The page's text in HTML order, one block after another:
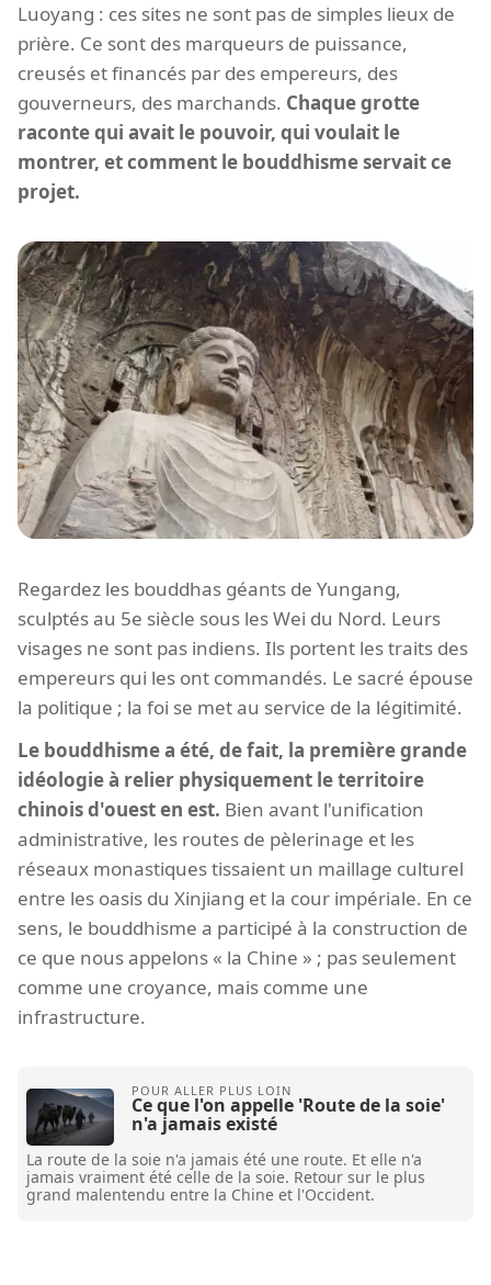
Luoyang : ces sites ne sont pas de simples lieux de
prière. Ce sont des marqueurs de puissance,
creusés et financés par des empereurs, des
gouverneurs, des marchands. Chaque grotte
raconte qui avait le pouvoir, qui voulait le
montrer, et comment le bouddhisme servait ce
projet.
Regardez les bouddhas géants de Yungang,
sculptés au 5e siècle sous les Wei du Nord. Leurs
visages ne sont pas indiens. Ils portent les traits des
empereurs qui les ont commandés. Le sacré épouse
la politique ; la foi se met au service de la légitimité.
Le bouddhisme a été, de fait, la première grande
idéologie à relier physiquement le territoire
chinois d'ouest en est. Bien avant l'unification
administrative, les routes de pèlerinage et les
réseaux monastiques tissaient un maillage culturel
entre les oasis du Xinjiang et la cour impériale. En ce
sens, le bouddhisme a participé à la construction de
ce que nous appelons « la Chine » ; pas seulement
comme une croyance, mais comme une
infrastructure.
Ce que l'on appelle 'Route de la soie'
n'a jamais existé
La route de la soie n'a jamais été une route. Et elle n'a
jamais vraiment été celle de la soie. Retour sur le plus
grand malentendu entre la Chine et l'Occident.